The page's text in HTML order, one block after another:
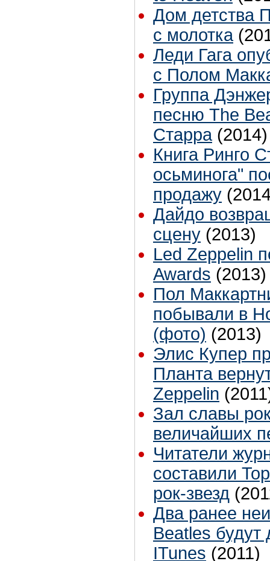
Дом детства
с молотка
Леди Гага
с Полом
Группа
песню The
Старра (2014)
Книга Ринго
осьминога"
продажу
Дайдо
сцену (2013)
Led Zeppelin
Awards (2013)
Пол
побывали в
(фото) (2013)
Элис Купер
Планта
Zeppelin
Зал славы
величайших
Читатели
составили
рок-звезд
Два ранее
Beatles будут
ITunes (2011)